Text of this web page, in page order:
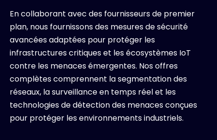
En collaborant avec des fournisseurs de premier
plan, nous fournissons des mesures de sécurité
avancées adaptées pour protéger les
infrastructures critiques et les écosystèmes IoT
contre les menaces émergentes. Nos offres
complètes comprennent la segmentation des
réseaux, la surveillance en temps réel et les
technologies de détection des menaces conçues
pour protéger les environnements industriels.